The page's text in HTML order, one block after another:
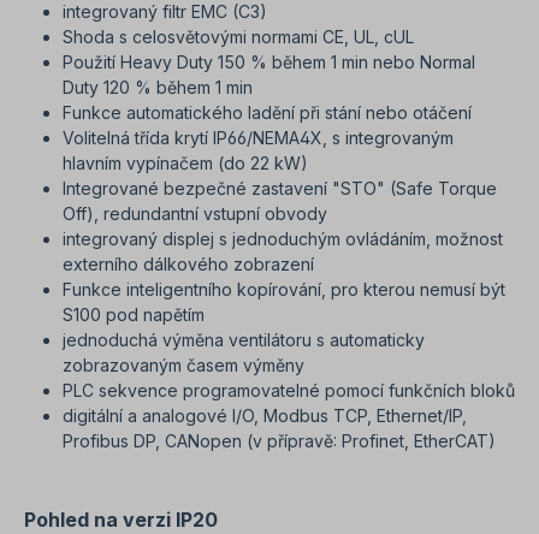
integrovaný filtr EMC (C3)
Shoda s celosvětovými normami CE, UL, cUL
Použití Heavy Duty 150 % během 1 min nebo Normal
Duty 120 % během 1 min
Funkce automatického ladění při stání nebo otáčení
Volitelná třída krytí IP66/NEMA4X, s integrovaným
hlavním vypínačem (do 22 kW)
Integrované bezpečné zastavení "STO" (Safe Torque
Off), redundantní vstupní obvody
integrovaný displej s jednoduchým ovládáním, možnost
externího dálkového zobrazení
Funkce inteligentního kopírování, pro kterou nemusí být
S100 pod napětím
jednoduchá výměna ventilátoru s automaticky
zobrazovaným časem výměny
PLC sekvence programovatelné pomocí funkčních bloků
digitální a analogové I/O, Modbus TCP, Ethernet/IP,
Profibus DP, CANopen (v přípravě: Profinet, EtherCAT)
Pohled na verzi IP20